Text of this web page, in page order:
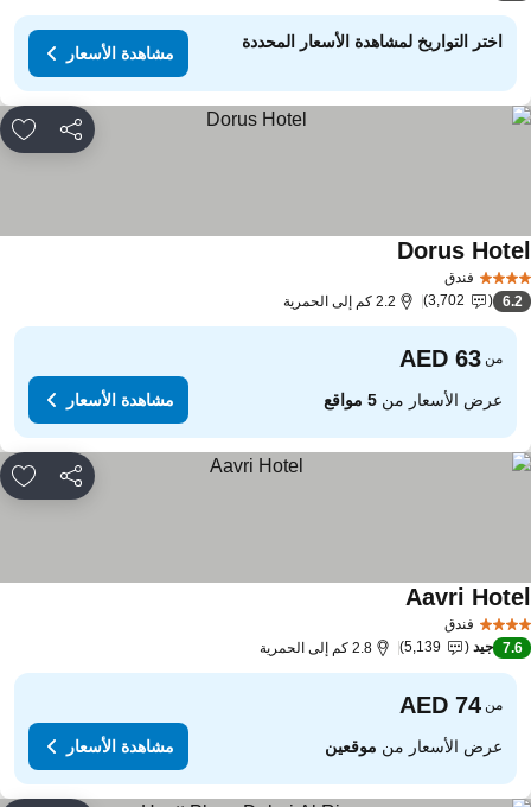
اختر التواريخ لمشاهدة الأسعار المحددة
مشاهدة الأسعار
مشاركة
فندق
Dorusمشاهدة الأسعار
6.2
3,702 2.2 كم إلى الحمرية
من
عرض الأسعار من5 مواقع مشاهدة الأسعار
مشاركة
فندق
Aavri مشاهدة الأسعار
7.6 جيد 5,139 2.8 كم إلى الحمرية
من
عرض الأسعار منموقعين مشاهدة الأسعار